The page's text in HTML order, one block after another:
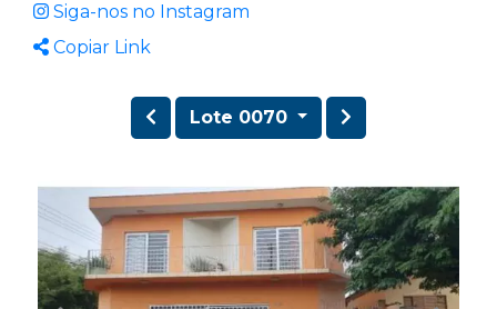
Siga-nos no Instagram
Copiar Link
Lote 0070